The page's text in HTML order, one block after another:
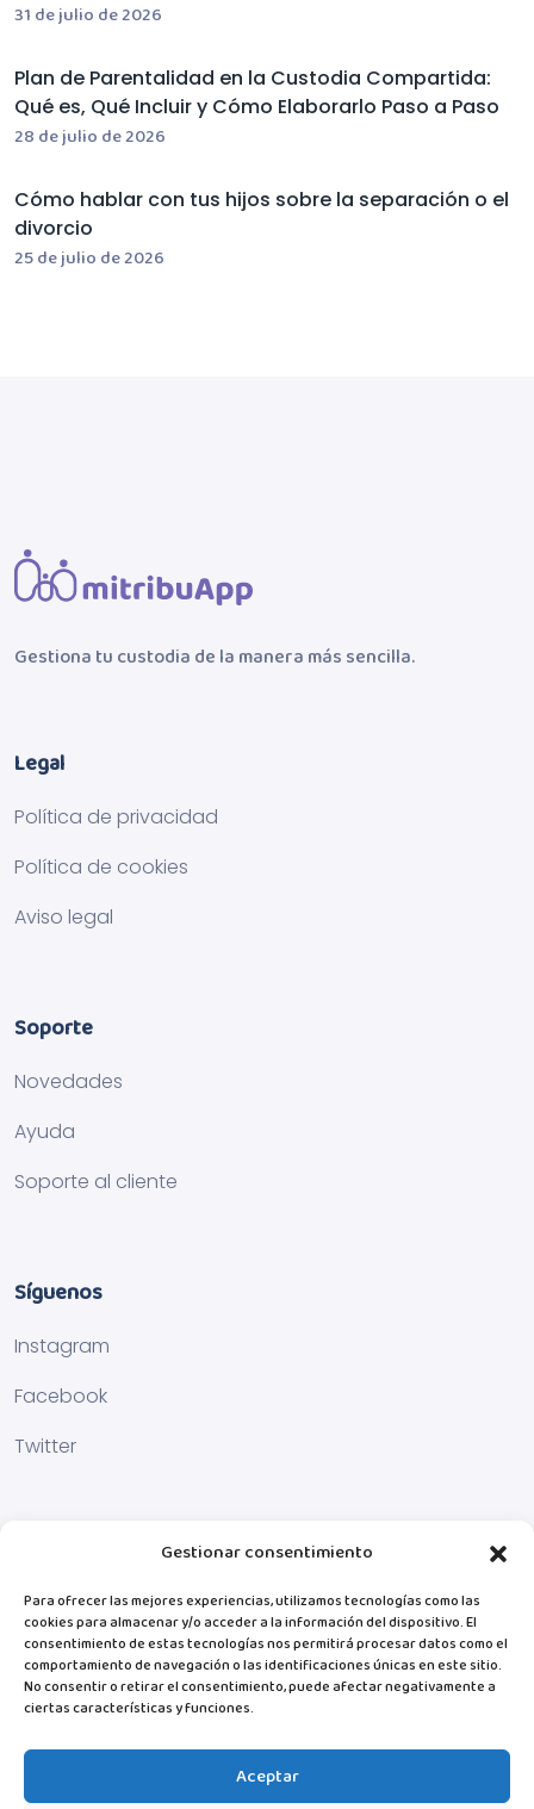
Gestionar consentimiento
Para ofrecer las mejores experiencias, utilizamos tecnologías como las
cookies para almacenar y/o acceder a la información del dispositivo. El
consentimiento de estas tecnologías nos permitirá procesar datos como el
comportamiento de navegación o las identificaciones únicas en este sitio.
No consentir o retirar el consentimiento, puede afectar negativamente a
ciertas características y funciones.
Aceptar
31 de julio de 2026
Plan de Parentalidad en la Custodia Compartida:
Qué es, Qué Incluir y Cómo Elaborarlo Paso a Paso
28 de julio de 2026
Cómo hablar con tus hijos sobre la separación o el
divorcio
25 de julio de 2026
Gestiona tu custodia de la manera más sencilla.
Legal
Política de privacidad
Política de cookies
Aviso legal
Soporte
Novedades
Ayuda
Soporte al cliente
Síguenos
Instagram
Facebook
Twitter